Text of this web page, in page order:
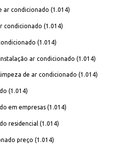
ar condicionado (1.014)
condicionado (1.014)
(1.014)
ar condicionado (1.014)
de ar condicionado (1.014)
(1.014)
em empresas (1.014)
residencial (1.014)
preço (1.014)